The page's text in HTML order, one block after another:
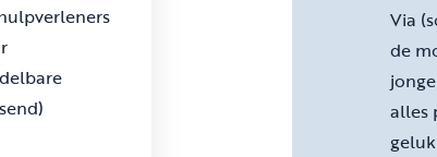
Via
de
alles